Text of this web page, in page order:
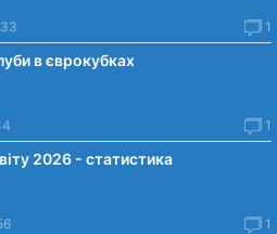
1
в єврокубках
1
2026 - статистика
1